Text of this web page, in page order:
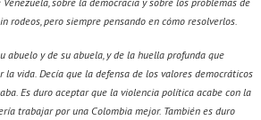
rodeos, pero siempre pensando en cómo resolverlos.
abuelo y de su abuela, y de la huella profunda que
la vida. Decía que la defensa de los valores democráticos
Es duro aceptar que la violencia política acabe con la
trabajar por una Colombia mejor. También es duro